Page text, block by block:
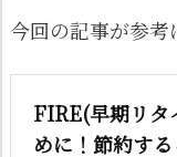
今回の記事が参考
FIRE(早期リタ
めに！節約す